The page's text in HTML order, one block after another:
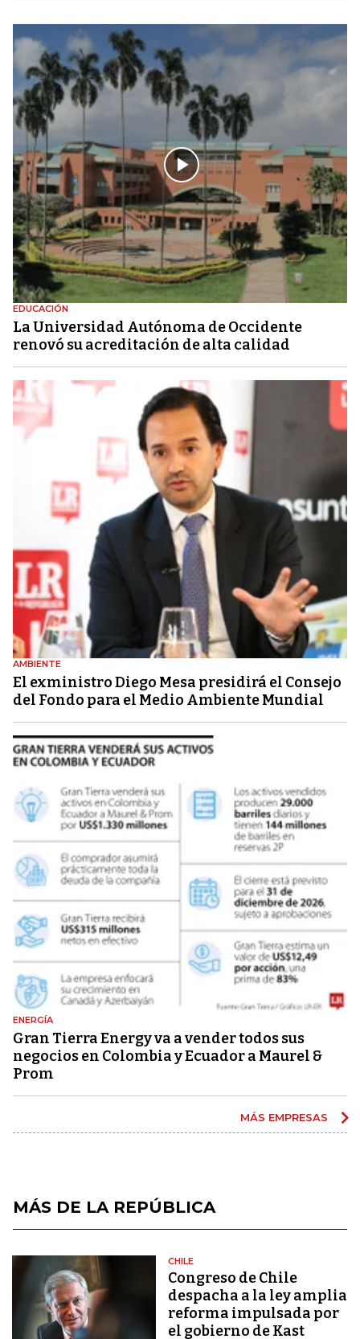
EDUCACIÓN
La Universidad Autónoma de Occidente
renovó su acreditación de alta calidad
AMBIENTE
El exministro Diego Mesa presidirá el Consejo
del Fondo para el Medio Ambiente Mundial
ENERGÍA
Gran Tierra Energy va a vender todos sus
negocios en Colombia y Ecuador a Maurel &
Prom
MÁS EMPRESAS
MÁS DE LA REPÚBLICA
CHILE
Congreso de Chile
despacha a la ley amplia
reforma impulsada por
el gobierno de Kast